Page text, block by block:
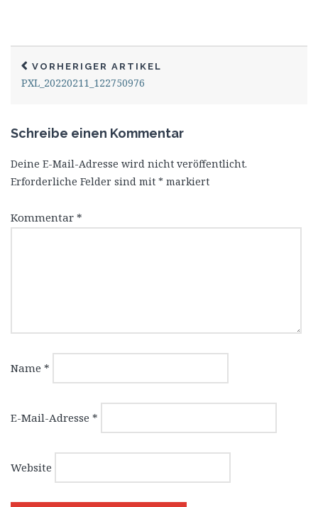
VORHERIGER ARTIKEL
PXL_20220211_122750976
Schreibe einen Kommentar
Deine E-Mail-Adresse wird nicht veröffentlicht.
Erforderliche Felder sind mit * markiert
Kommentar *
Name *
E-Mail-Adresse *
Website